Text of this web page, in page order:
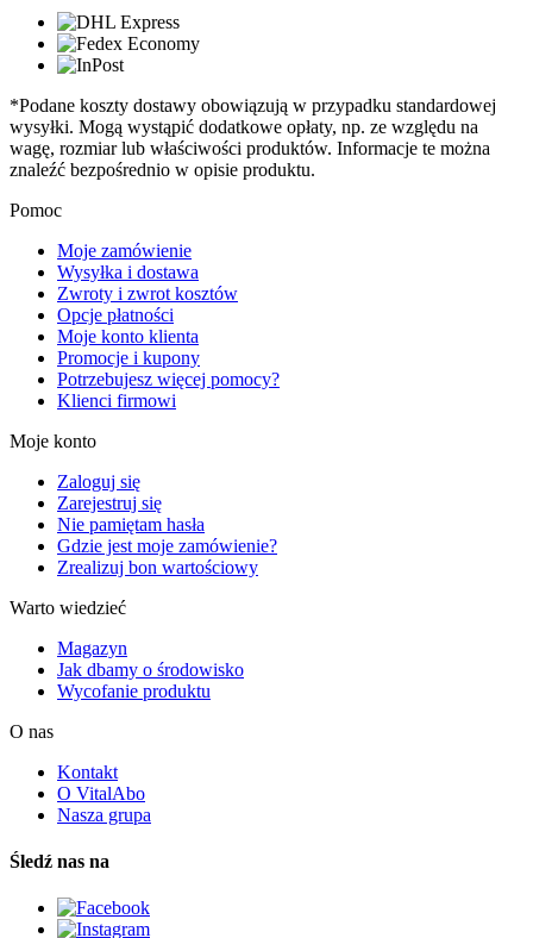
*Podane koszty dostawy obowiązują w przypadku standardowej
wysyłki. Mogą wystąpić dodatkowe opłaty, np. ze względu na
wagę, rozmiar lub właściwości produktów. Informacje te można
znaleźć bezpośrednio w opisie produktu.
Pomoc
Moje zamówienie
Wysyłka i dostawa
Zwroty i zwrot kosztów
Opcje płatności
Moje konto klienta
Promocje i kupony
Potrzebujesz więcej pomocy?
Klienci firmowi
Moje konto
Zaloguj się
Zarejestruj się
Nie pamiętam hasła
Gdzie jest moje zamówienie?
Zrealizuj bon wartościowy
Warto wiedzieć
Magazyn
Jak dbamy o środowisko
Wycofanie produktu
O nas
Kontakt
O VitalAbo
Nasza grupa
Śledź nas na